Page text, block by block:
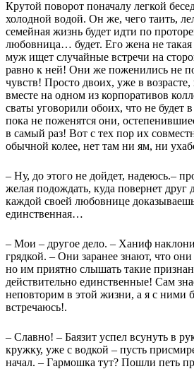
Крутой поворот поначалу легкой
холодной водой. Он же, чего таить,
семейная жизнь будет идти по
любовница… будет. Его жена не такая
муж ищет случайные встречи на
равно к ней! Они же поженились не
чувств! Просто двоих, уже в
вместе на одном из корпоративов
сваты уговорили обоих, что не будет
пока не поженятся они,
в самый раз! Вот с тех пор их
обычной колее, нет там ни ям, ни
– Ну, до этого не дойдет, надеюсь.–
желая подождать, куда повернет
каждой своей любовнице
единственная…
– Мои – другое дело. – Ханиф
грядкой. – Они заранее знают, что
но им приятно слышать такие
действительно единственные! Сам
неповторим в этой жизни, а я с ними
встречаюсь!.
– Славно! – Баязит успел всунуть в
кружку, уже с водкой – пусть
начал. – Гармошка тут? Пошли петь